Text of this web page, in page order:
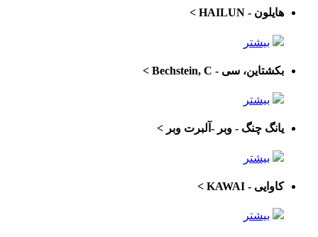
هایلون - HAILUN >
بیشتر
بکشتاین، سی - Bechstein, C >
بیشتر
یانگ چنگ - وبر -آلبرت وبر >
بیشتر
کاوایی - KAWAI >
بیشتر